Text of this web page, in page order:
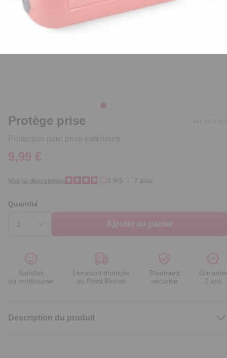
Protège prise
Protection pour prise extérieure
Réf. 6179.212
9,99 €
Voir la description 3.9/5 - 7 avis
Quantité
Ajouter au panier
Satisfait
ou remboursé
Livraison domicile
ou Point Retrait
Paiement
sécurisé
Garantie
2 ans
Description du produit